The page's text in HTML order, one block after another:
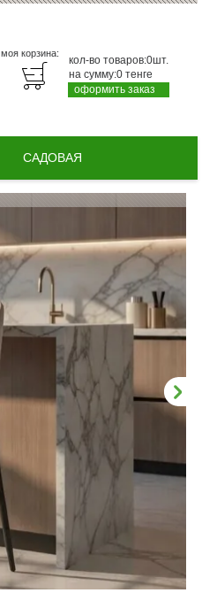
моя корзина:
кол-во товаров:0шт.
на сумму:0 тенге
оформить заказ
САДОВАЯ